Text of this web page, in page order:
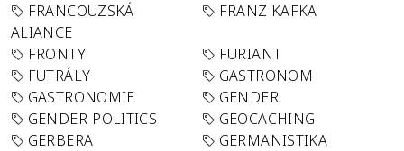
FRANCOUZSKÁ
ALIANCE
FRANZ KAFKA
FRONTY
FURIANT
FUTRÁLY
GASTRONOM
GASTRONOMIE
GENDER
GENDER-POLITICS
GEOCACHING
GERBERA
GERMANISTIKA